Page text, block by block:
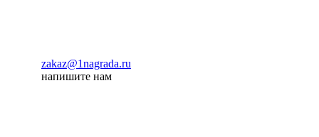
zakaz@1nagrada.ru
напишите нам